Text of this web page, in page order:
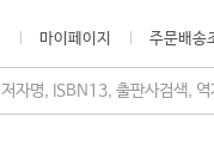
마이페이지 주문배송